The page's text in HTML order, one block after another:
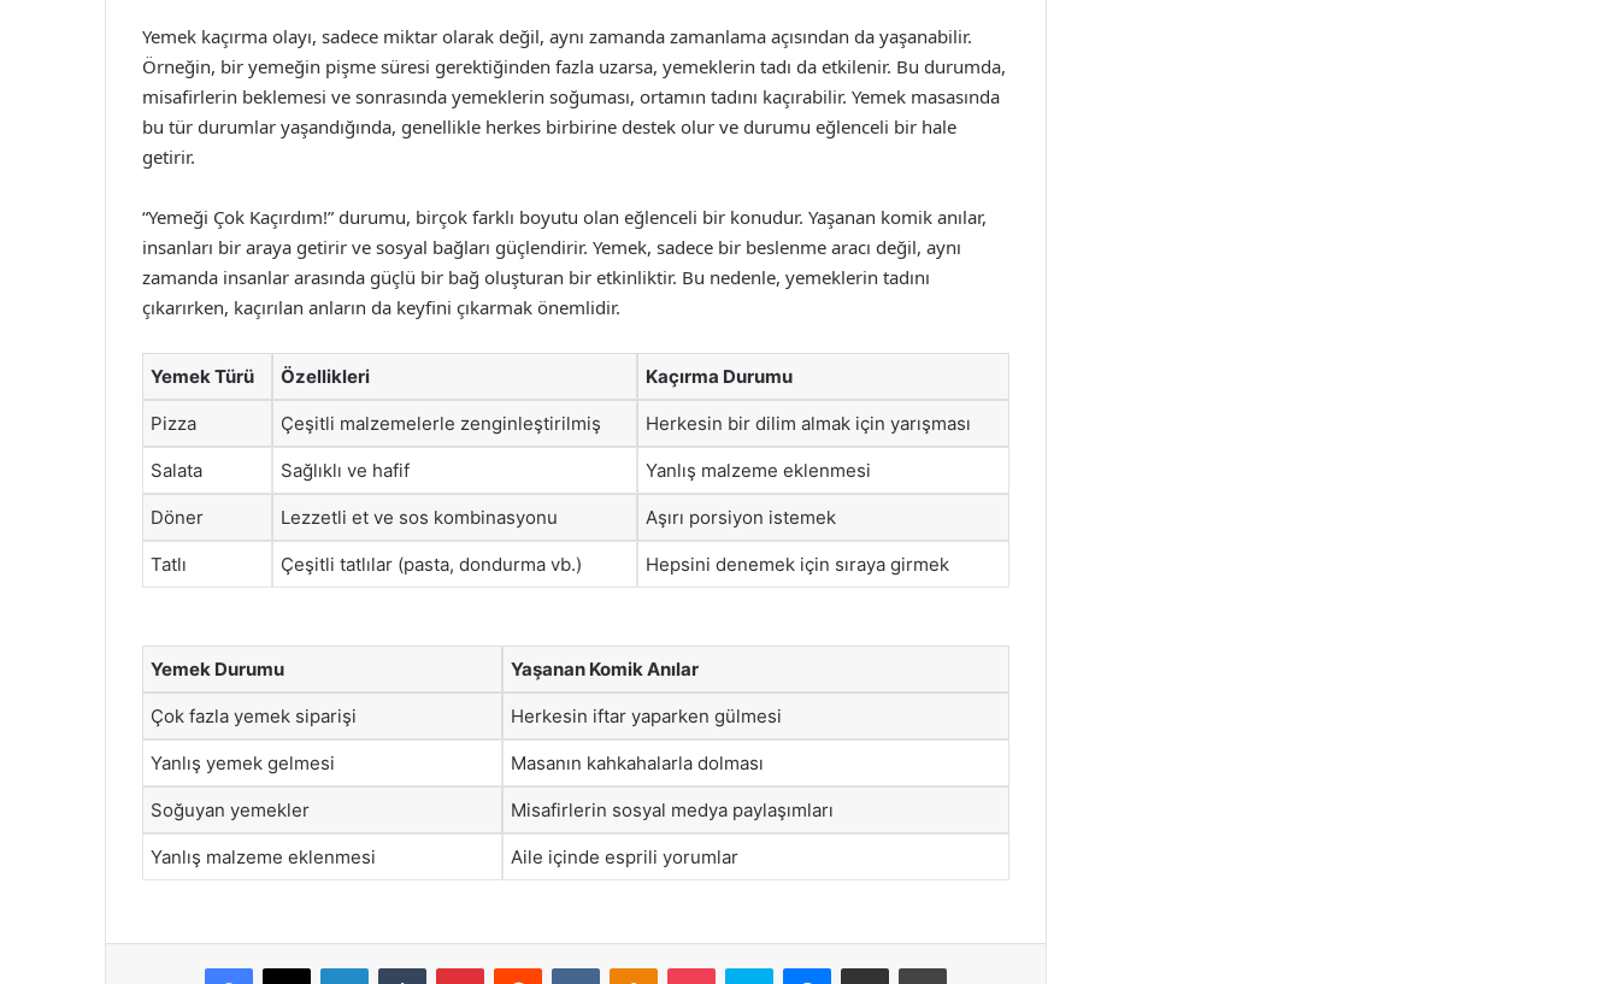
Yemek kaçırma olayı, sadece miktar olarak değil, aynı zamanda zamanlama açısından da yaşanabilir.
Örneğin, bir yemeğin pişme süresi gerektiğinden fazla uzarsa, yemeklerin tadı da etkilenir. Bu durumda,
misafirlerin beklemesi ve sonrasında yemeklerin soğuması, ortamın tadını kaçırabilir. Yemek masasında
bu tür durumlar yaşandığında, genellikle herkes birbirine destek olur ve durumu eğlenceli bir hale
getirir.
“Yemeği Çok Kaçırdım!” durumu, birçok farklı boyutu olan eğlenceli bir konudur. Yaşanan komik anılar,
insanları bir araya getirir ve sosyal bağları güçlendirir. Yemek, sadece bir beslenme aracı değil, aynı
zamanda insanlar arasında güçlü bir bağ oluşturan bir etkinliktir. Bu nedenle, yemeklerin tadını
çıkarırken, kaçırılan anların da keyfini çıkarmak önemlidir.
Yemek Türü Özellikleri Kaçırma Durumu
Pizza Çeşitli malzemelerle zenginleştirilmiş Herkesin bir dilim almak için yarışması
Salata Sağlıklı ve hafif Yanlış malzeme eklenmesi
Döner Lezzetli et ve sos kombinasyonu Aşırı porsiyon istemek
Tatlı Çeşitli tatlılar (pasta, dondurma vb.) Hepsini denemek için sıraya girmek
Yemek Durumu Yaşanan Komik Anılar
Çok fazla yemek siparişi Herkesin iftar yaparken gülmesi
Yanlış yemek gelmesi Masanın kahkahalarla dolması
Soğuyan yemekler Misafirlerin sosyal medya paylaşımları
Yanlış malzeme eklenmesi Aile içinde esprili yorumlar
Facebook
X LinkedInTumblr PinterestReddit VKontakteOdnoklassniki
Pocket Skype Messenger
E-Posta ile paylaş Yazdır